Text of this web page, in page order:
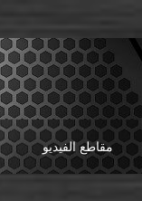
مقاطع الفيديو